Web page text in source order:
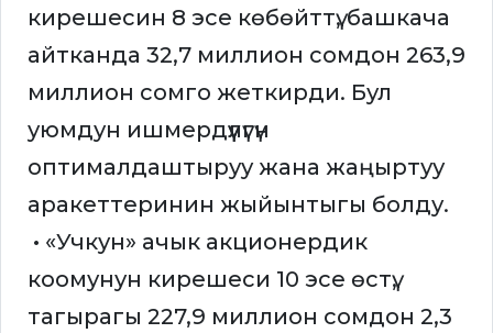
кирешесин 8 эсе көбөйттү, башкача
айтканда 32,7 миллион сомдон 263,9
миллион сомго жеткирди. Бул
уюмдун ишмердүүлүгүн
оптималдаштыруу жана жаңыртуу
аракеттеринин жыйынтыгы болду.
• «Учкун» ачык акционердик
коомунун кирешеси 10 эсе өстү,
тагырагы 227,9 миллион сомдон 2,3